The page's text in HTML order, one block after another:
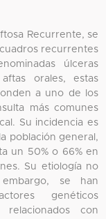
Recurrente, se
recurrentes
úlceras
orales, estas
a uno de los
más comunes
Su incidencia es
población general,
un 50% o 66% en
Su etiología no
se han
genéticos
relacionados con